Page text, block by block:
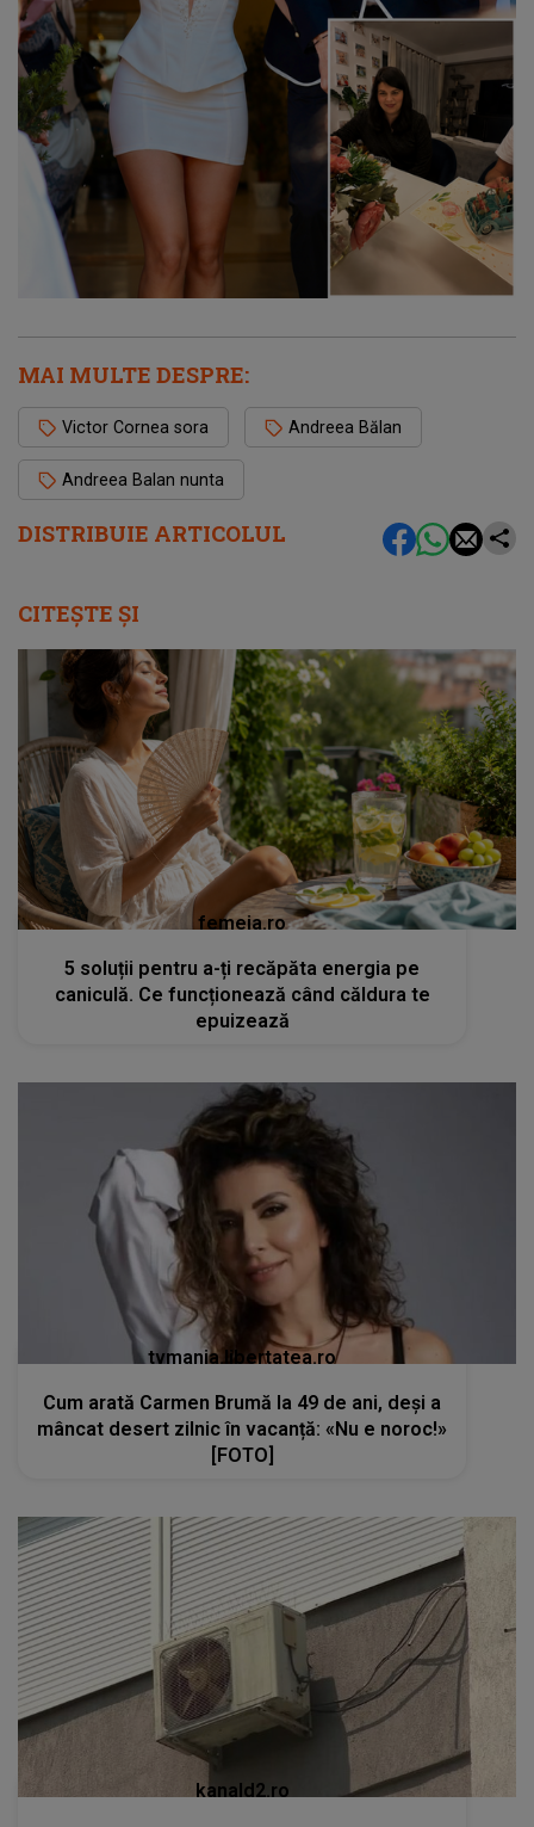
DISTRIBUIE ARTICOLUL
MAI MULTE DESPRE:
Victor Cornea sora Andreea Bălan
Andreea Balan nunta
CITEȘTE ȘI
femeia.ro
5 soluții pentru a-ți recăpăta energia pe
caniculă. Ce funcționează când căldura te
epuizează
tvmania.libertatea.ro
Cum arată Carmen Brumă la 49 de ani, deși a
mâncat desert zilnic în vacanță: «Nu e noroc!»
[FOTO]
kanald2.ro